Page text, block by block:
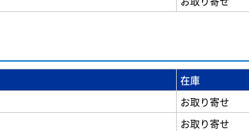
在庫
お取り寄せ
お取り寄せ